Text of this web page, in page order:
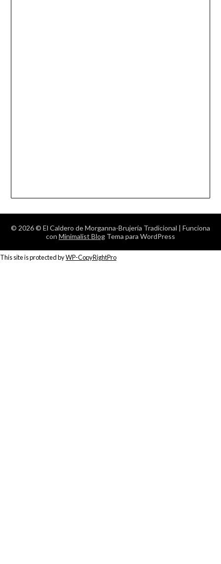
© 2026 © El Caldero de Morganna-Brujería Tradicional | Funciona
con Minimalist Blog Tema para WordPress
This site is protected byWP-CopyRightPro